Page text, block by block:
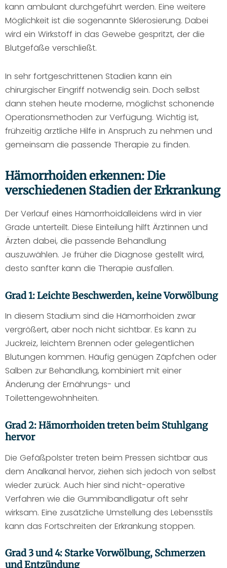
kann ambulant durchgeführt werden. Eine weitere
Möglichkeit ist die sogenannte Sklerosierung. Dabei
wird ein Wirkstoff in das Gewebe gespritzt, der die
Blutgefäße verschließt.
In sehr fortgeschrittenen Stadien kann ein
chirurgischer Eingriff notwendig sein. Doch selbst
dann stehen heute moderne, möglichst schonende
Operationsmethoden zur Verfügung. Wichtig ist,
frühzeitig ärztliche Hilfe in Anspruch zu nehmen und
gemeinsam die passende Therapie zu finden.
Hämorrhoiden erkennen: Die
verschiedenen Stadien der Erkrankung
Der Verlauf eines Hämorrhoidalleidens wird in vier
Grade unterteilt. Diese Einteilung hilft Ärztinnen und
Ärzten dabei, die passende Behandlung
auszuwählen. Je früher die Diagnose gestellt wird,
desto sanfter kann die Therapie ausfallen.
Grad 1: Leichte Beschwerden, keine Vorwölbung
In diesem Stadium sind die Hämorrhoiden zwar
vergrößert, aber noch nicht sichtbar. Es kann zu
Juckreiz, leichtem Brennen oder gelegentlichen
Blutungen kommen. Häufig genügen Zäpfchen oder
Salben zur Behandlung, kombiniert mit einer
Änderung der Ernährungs- und
Toilettengewohnheiten.
Grad 2: Hämorrhoiden treten beim Stuhlgang
hervor
Die Gefäßpolster treten beim Pressen sichtbar aus
dem Analkanal hervor, ziehen sich jedoch von selbst
wieder zurück. Auch hier sind nicht-operative
Verfahren wie die Gummibandligatur oft sehr
wirksam. Eine zusätzliche Umstellung des Lebensstils
kann das Fortschreiten der Erkrankung stoppen.
Grad 3 und 4: Starke Vorwölbung, Schmerzen
und Entzündung